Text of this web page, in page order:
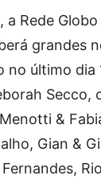
Rede
grandes
último dia
Secco,
&
Gian &